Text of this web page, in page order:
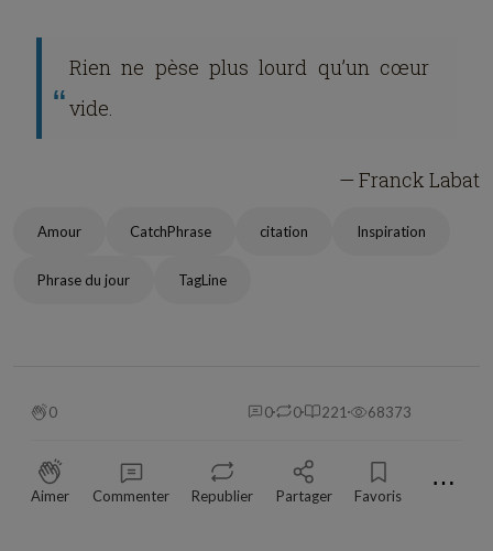
Rien ne pèse plus lourd qu’un cœur
vide.
— Franck Labat
Amour CatchPhrase citation Inspiration
Phrase du jour TagLine
0 0 0 221 68373
Aimer Commenter Republier Partager Favoris ⋯